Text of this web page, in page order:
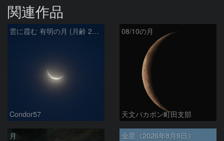
関連作品
雲に霞む 有明の月 (月齢 26.4)
Condor57
08/10の月
天文バカボン町田支部
月 金星（2026年8月9日）